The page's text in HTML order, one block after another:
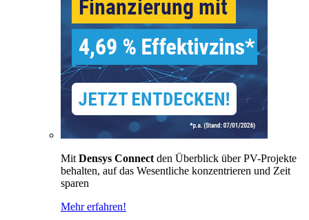
Mit Densys Connect den Überblick über PV-Projekte
behalten, auf das Wesentliche konzentrieren und Zeit
sparen
Mehr erfahren!